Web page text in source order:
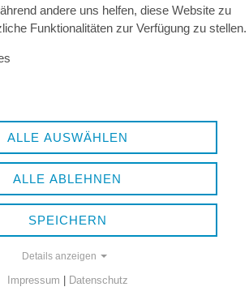
insgesamt ein Mal
andere uns helfen, diese Website zu
Funktionalitäten zur Verfügung zu stellen.
ALLE AUSWÄHLEN
ALLE ABLEHNEN
SPEICHERN
Details anzeigen
Impressum Datenschutz